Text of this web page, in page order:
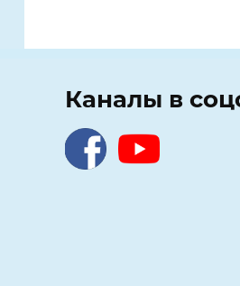
Каналы в